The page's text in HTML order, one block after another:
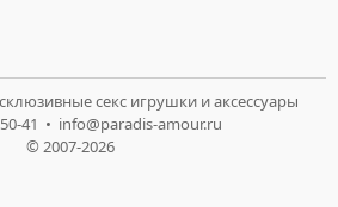
секс игрушки и аксессуары
41 • info@paradis-amour.ru
© 2007-2026